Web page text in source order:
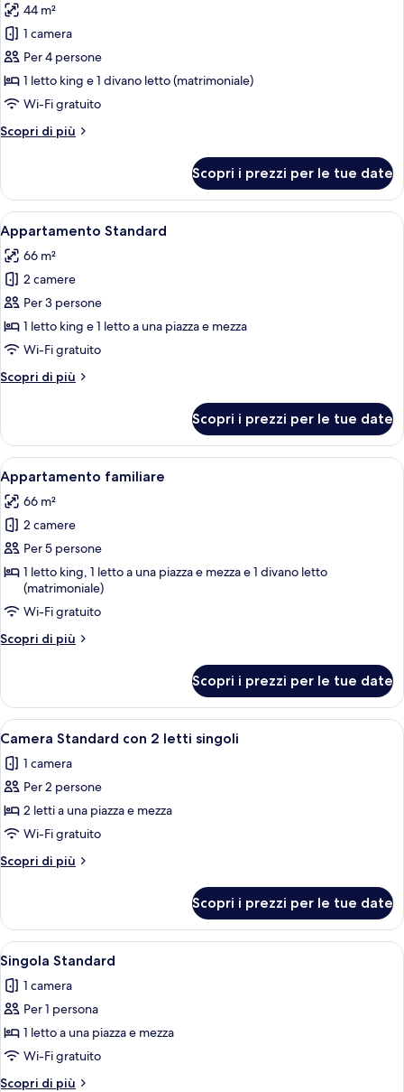
le
foto
per
Suite
familiare
44 m²
1 camera
Per 4 persone
1 letto king e 1 divano letto (matrimoniale)
Wi-Fi gratuito
Scopri di più
Altri
familiare
Scopri i prezzi per le tue date
Apri
tutte
le
foto
per
Appartamento
Standard
Una moderna camera d'albergo
5
Appartamento Standard
66 m²
2 camere
Per 3 persone
1 letto king e 1 letto a una piazza e mezza
Wi-Fi gratuito
Scopri di più
Altri
Standard
Scopri i prezzi per le tue date
Apri
tutte
le
foto
per
Appartamento
familiare
Un letto rifatto con cura, una rivista,
5
Appartamento familiare
66 m²
2 camere
Per 5 persone
1 letto king, 1 letto a una piazza e mezza e 1 divano letto
(matrimoniale)
Wi-Fi gratuito
Scopri di più
Altri
familiare
Scopri i prezzi per le tue date
Apri
tutte
le
foto
per
Camera
Standard
con
letti
singoli
Camera d'albergo con due letti, una
4
Camera Standard con 2 letti singoli
1 camera
Per 2 persone
2 letti a una piazza e mezza
Wi-Fi gratuito
Scopri di più
Altri
Standard
con
2
letti
singoli
Scopri i prezzi per le tue date
Apri
tutte
le
foto
per
Singola
Standard
Una camera d'albergo moderna
5
Singola Standard
1 camera
Per 1 persona
1 letto a una piazza e mezza
Wi-Fi gratuito
Scopri di più
Altri